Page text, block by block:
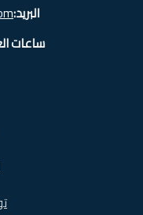
البريد:
ساعات